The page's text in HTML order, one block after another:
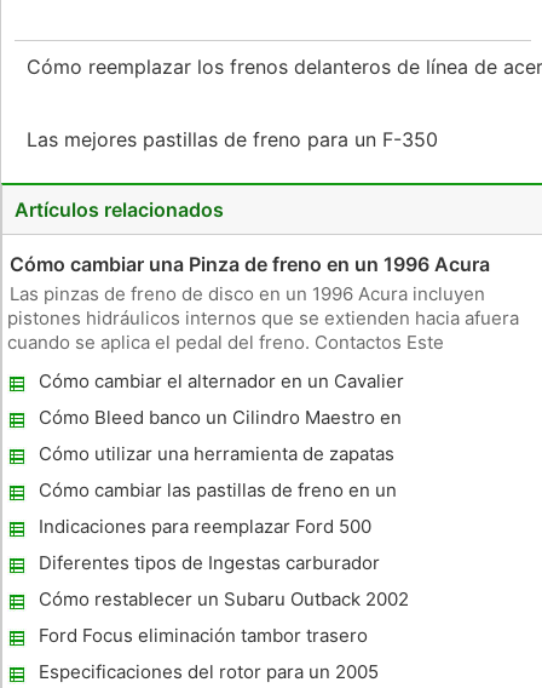
Cómo reemplazar los frenos delanteros de línea de
Las mejores pastillas de freno para un F-350
Artículos relacionados
Cómo cambiar una Pinza de freno en un 1996 Acura
Las pinzas de freno de disco en un 1996 Acura incluyen
pistones hidráulicos internos que se extienden hacia afuera
cuando se aplica el pedal del freno. Contactos Este
la superficie plana de los discos de freno. Sustitución de los
calibr
Cómo cambiar el alternador en un Cavalier
'99
Cómo Bleed banco un Cilindro Maestro en
una Toyota Tundra
Cómo utilizar una herramienta de zapatas
de frenos
Cómo cambiar las pastillas de freno en un
Ford 2001 F150
Indicaciones para reemplazar Ford 500
Frenos traseros
Diferentes tipos de Ingestas carburador
Cómo restablecer un Subaru Outback 2002
OEM sin tener que desengancharse de la
batería
Ford Focus eliminación tambor trasero
Especificaciones del rotor para un 2005